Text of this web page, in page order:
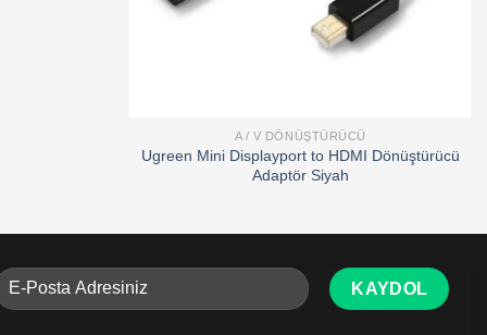
A / V DÖNÜŞTÜRÜCÜ
Ugreen Mini Displayport to HDMI Dönüştürücü
Adaptör Siyah